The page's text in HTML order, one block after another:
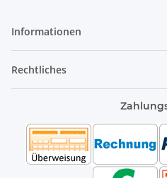
Informationen
Rechtliches